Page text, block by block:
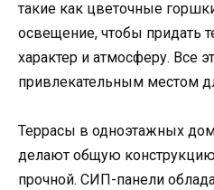
такие как цветочные
освещение, чтобы придать
характер и атмосферу. Все
привлекательным местом
Террасы в одноэтажных
делают общую
прочной. СИП-панели